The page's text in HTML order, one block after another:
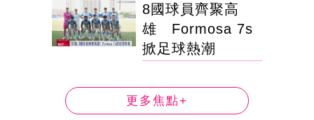
8國球員齊聚高
雄 Formosa 7s
掀足球熱潮
更多焦點+